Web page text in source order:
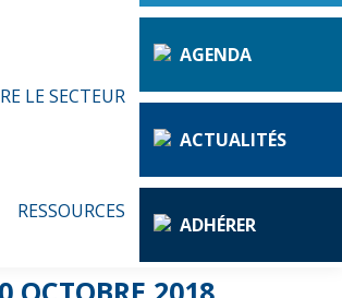
LE SECTEUR
RESSOURCES
AGENDA
ACTUALITÉS
ADHÉRER